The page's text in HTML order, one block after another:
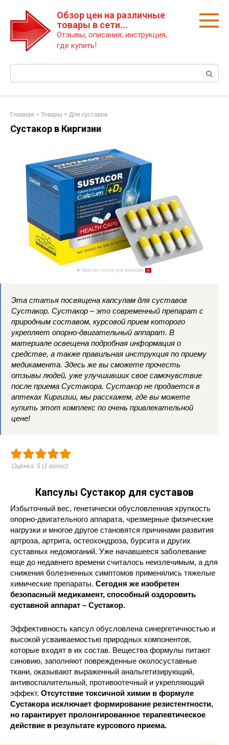
Обзор цен на различные
товары в сети...
Отзывы, описания, инструкция,
где купить!
Главная > Товары > Для суставов
Сустакор в Киргизии
Версия статьи для Киргизии
Эта статья посвящена капсулам для суставов
Сустакор. Сустакор – это современный препарат с
природным составом, курсовой прием которого
укрепляет опорно-двигательный аппарат. В
материале освещена подробная информация о
средстве, а также правильная инструкция по приему
медикамента. Здесь же вы сможете прочесть
отзывы людей, уже улучшивших свое самочувствие
после приема Сустакора. Сустакор не продается в
аптеках Киргизии, мы расскажем, где вы можете
купить этот комплекс по очень привлекательной
цене!
Оценка: 5 (1 голос)
Капсулы Сустакор для суставов
Избыточный вес, генетически обусловленная хрупкость
опорно-двигательного аппарата, чрезмерные физические
нагрузки и многое другое становятся причинами развития
артроза, артрита, остеохондроза, бурсита и других
суставных недомоганий. Уже начавшееся заболевание
еще до недавнего времени считалось неизлечимым, а для
снижения болезненных симптомов применялись тяжелые
химические препараты. Сегодня же изобретен
безопасный медикамент, способный оздоровить
суставной аппарат – Сустакор.
Эффективность капсул обусловлена синергетичностью и
высокой усваиваемостью природных компонентов,
которые входят в их состав. Вещества формулы питают
синовию, заполняют поврежденные околосуставные
ткани, оказывают выраженный анальгетизирующий,
антивоспалительный, противоотечный и укрепляющий
эффект. Отсутствие токсичной химии в формуле
Сустакора исключает формирование резистентности,
но гарантирует пролонгированное терапевтическое
действие в результате курсового приема.